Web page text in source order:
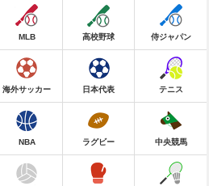
MLB 高校野球 侍ジャパン
海外サッカー 日本代表 テニス
NBA ラグビー 中央競馬